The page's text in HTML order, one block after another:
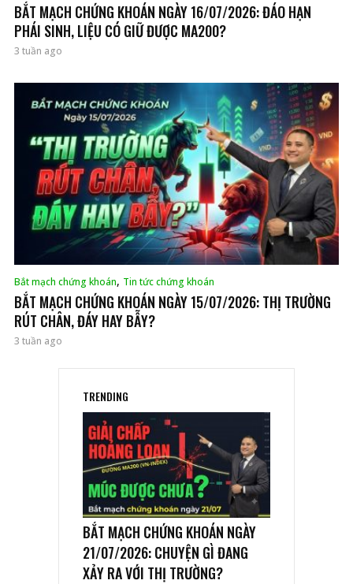
BẮT MẠCH CHỨNG KHOÁN NGÀY 16/07/2026: ĐÁO HẠN
PHÁI SINH, LIỆU CÓ GIỮ ĐƯỢC MA200?
3 tuần ago
Bắt mạch chứng khoán, Tin tức chứng khoán
BẮT MẠCH CHỨNG KHOÁN NGÀY 15/07/2026: THỊ TRƯỜNG
RÚT CHÂN, ĐÁY HAY BẪY?
3 tuần ago
TRENDING
BẮT MẠCH CHỨNG KHOÁN NGÀY
21/07/2026: CHUYỆN GÌ ĐANG
XẢY RA VỚI THỊ TRƯỜNG?